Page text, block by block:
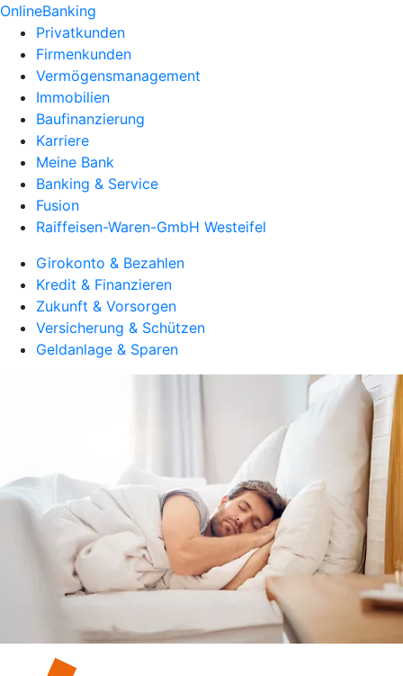
OnlineBanking
Privatkunden
Firmenkunden
Vermögensmanagement
Immobilien
Baufinanzierung
Karriere
Meine Bank
Banking & Service
Fusion
Raiffeisen-Waren-GmbH Westeifel
Girokonto & Bezahlen
Kredit & Finanzieren
Zukunft & Vorsorgen
Versicherung & Schützen
Geldanlage & Sparen